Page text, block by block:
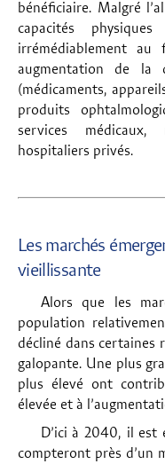
bénéficiaire. Malgré
capacités
irrémédiablement
augmentation de la
(médicaments,
produits
services médicaux,
hospitaliers privés.
Les marchés
vieillissante
Alors que les
population
décliné dans certaines
galopante. Une plus
plus élevé ont
élevée et à
D’ici à 2040, il est
compteront près d’un